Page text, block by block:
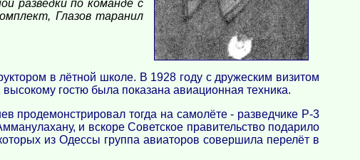
разведки по команде с
Глазов таранил
в лётной школе. В 1928 году с дружеским визитом
гостю была показана авиационная техника.
продемонстрировал тогда на самолёте - разведчике Р-3
и вскоре Советское правительство подарило
из Одессы группа авиаторов совершила перелёт в